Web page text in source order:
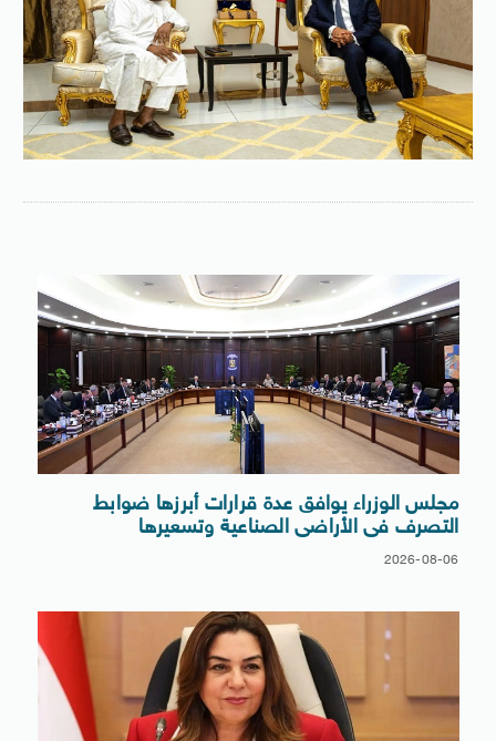
مجلس الوزراء يوافق عدة قرارات أبرزها ضوابط
التصرف فى الأراضى الصناعية وتسعيرها
2026-08-06